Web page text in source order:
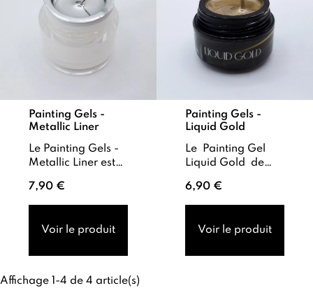
Painting Gels -
Metallic Liner
Le Painting Gels -
Metallic Liner est
argenté ultra
pigmenté, conçu
perfection l’e...
7,90 €
Voir le produit
Painting Gels -
Liquid Gold
Le Painting Gel
Liquid Gold de
couleur sans
résidus à l’effet
intense , sublimé ...
6,90 €
Voir le produit
Affichage 1-4 de 4 article(s)